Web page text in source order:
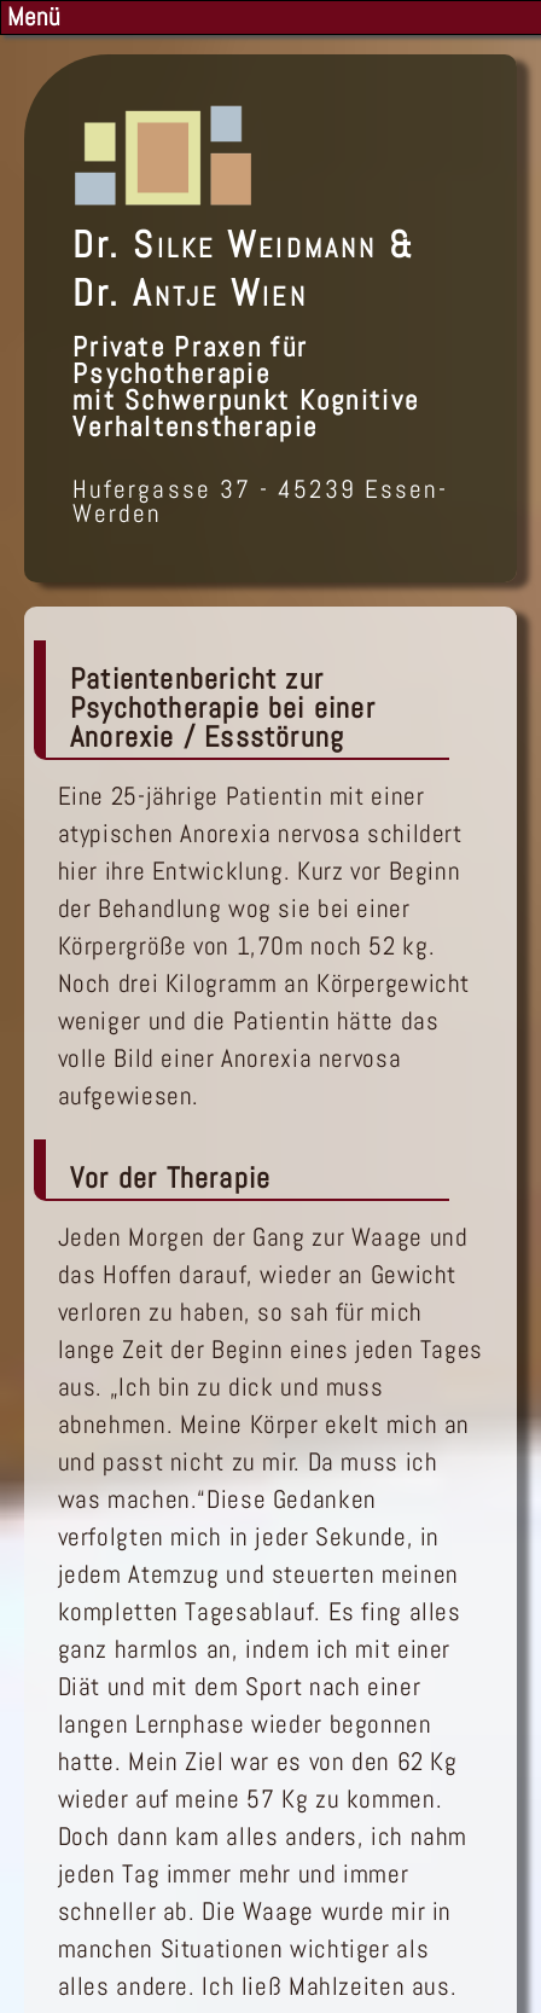
Menü
Dr. Silke Weidmann &
Dr.Antje Wien
Private Praxen für
Psychotherapie
mit Schwerpunkt Kognitive
Verhaltenstherapie
Hufergasse 37 - 45239 Essen-
Werden
Patientenbericht zur
Psychotherapie bei einer
Anorexie / Essstörung
Eine 25-jährige Patientin mit einer
atypischen Anorexia nervosa schildert
hier ihre Entwicklung. Kurz vor Beginn
der Behandlung wog sie bei einer
Körpergröße von 1,70m noch 52 kg.
Noch drei Kilogramm an Körpergewicht
weniger und die Patientin hätte das
volle Bild einer Anorexia nervosa
aufgewiesen.
Vor der Therapie
Jeden Morgen der Gang zur Waage und
das Hoffen darauf, wieder an Gewicht
verloren zu haben, so sah für mich
lange Zeit der Beginn eines jeden Tages
aus. „Ich bin zu dick und muss
abnehmen. Meine Körper ekelt mich an
und passt nicht zu mir. Da muss ich
was machen.“Diese Gedanken
verfolgten mich in jeder Sekunde, in
jedem Atemzug und steuerten meinen
kompletten Tagesablauf. Es fing alles
ganz harmlos an, indem ich mit einer
Diät und mit dem Sport nach einer
langen Lernphase wieder begonnen
hatte. Mein Ziel war es von den 62 Kg
wieder auf meine 57 Kg zu kommen.
Doch dann kam alles anders, ich nahm
jeden Tag immer mehr und immer
schneller ab. Die Waage wurde mir in
manchen Situationen wichtiger als
alles andere. Ich ließ Mahlzeiten aus.